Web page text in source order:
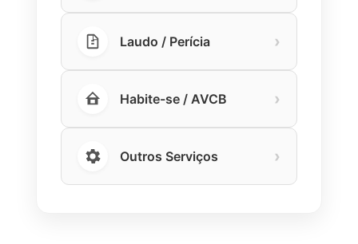
Laudo / Perícia ›
Habite-se / AVCB ›
Outros Serviços ›